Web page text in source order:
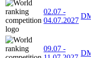
02.07 -
04.07.2027
09.07 -